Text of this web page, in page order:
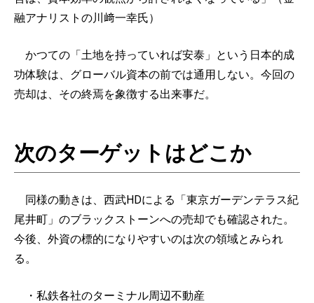
融アナリストの川﨑一幸氏）
かつての「土地を持っていれば安泰」という日本的成
功体験は、グローバル資本の前では通用しない。今回の
売却は、その終焉を象徴する出来事だ。
次のターゲットはどこか
同様の動きは、西武HDによる「東京ガーデンテラス紀
尾井町」のブラックストーンへの売却でも確認された。
今後、外資の標的になりやすいのは次の領域とみられ
る。
・私鉄各社のターミナル周辺不動産